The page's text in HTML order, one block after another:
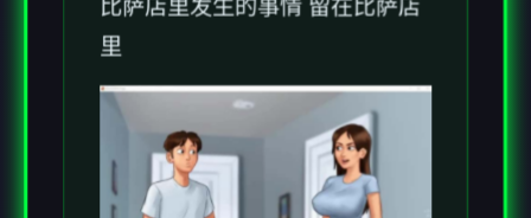
比萨店里发生的事情 留在比萨店
里